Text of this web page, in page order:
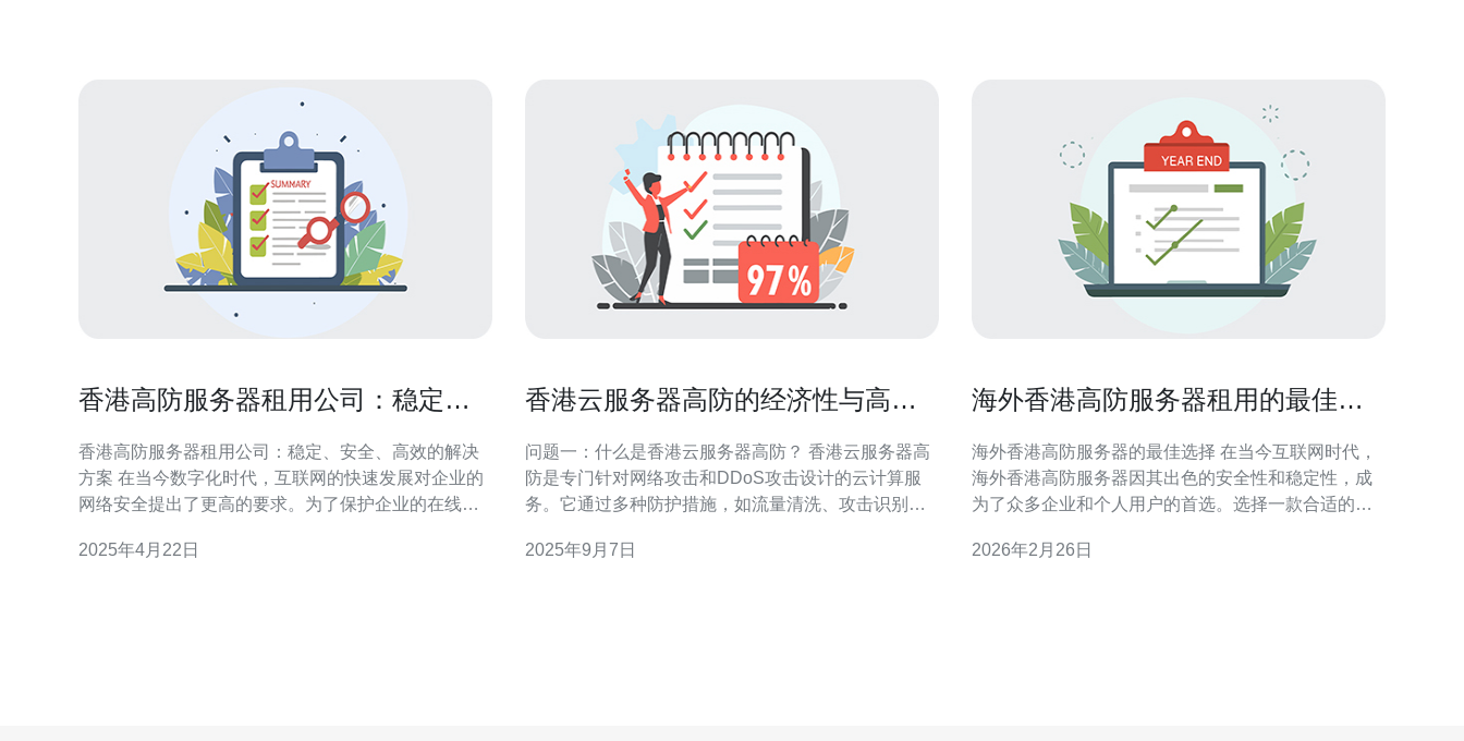
香港高防服务器租用公司：稳定、
香港高防服务器租用公司：稳定、安全、高效的解决
方案 在当今数字化时代，互联网的快速发展对企业的
网络安全提出了更高的要求。为了保护企业的在线业
企业的首选。本文将介绍一家位于香港的高防服务器
2025年4月22日
香港云服务器高防的经济性与高效
问题一：什么是香港云服务器高防？ 香港云服务器高
防是专门针对网络攻击和DDoS攻击设计的云计算服
务。它通过多种防护措施，如流量清洗、攻击识别与
击时仍能保持正常运行。 问题二：香港云服务器高防
2025年9月7日
海外香港高防服务器租用的最佳选
海外香港高防服务器的最佳选择 在当今互联网时代，
海外香港高防服务器因其出色的安全性和稳定性，成
为了众多企业和个人用户的首选。选择一款合适的服
您的数据安全。在众多选择中，我们将为您推荐一些
2026年2月26日